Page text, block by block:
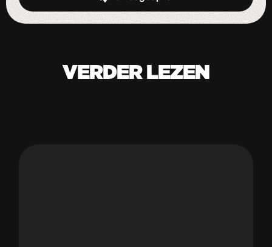
Start de uitdaging
VERDER LEZEN